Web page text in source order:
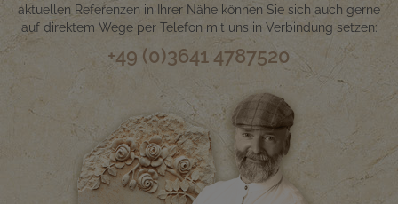
aktuellen Referenzen in Ihrer Nähe können Sie sich auch gerne
auf direktem Wege per Telefon mit uns in Verbindung setzen:
+49 (0)3641 4787520